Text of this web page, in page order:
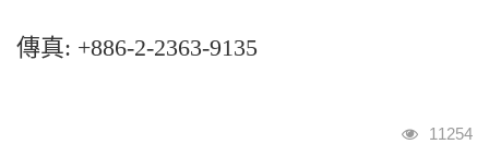
傳真: +886-2-2363-9135
瀏覽人次
11254